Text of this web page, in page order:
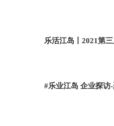
乐活江岛丨2021第
#乐业江岛 企业探访